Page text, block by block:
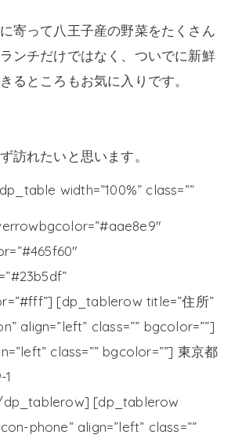
寄って八王子産の野菜をたくさん
ンチだけではなく、ついでに新鮮
るところもお気に入りです。
訪れたいと思います。
width=”100%” class=””
[dp_tablerow title=”住所”
align=”left” class=”” bgcolor=””]
class=”” bgcolor=””] 東京都
[dp_tablerow
phone” align=”left” class=””